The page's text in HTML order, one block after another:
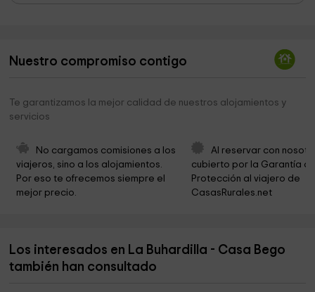
Church Ballota 6,0 km
Ermita La Fabariega
Parroquia de San Pedro
City Council Cudillero
Casa Natal Padre Galo 10,3 km
Parroquia de Santa María de Cadavedo 10,5 km
Nuestro compromiso contigo
Te garantizamos la mejor calidad de nuestros alojamientos y
servicios
No cargamos comisiones a los
viajeros, sino a los alojamientos.
Por eso te ofrecemos siempre el
mejor precio.
Al reservar con
cubierto por la Garantía
Protección al viajero de
CasasRurales.net
Los interesados en La Buhardilla - Casa Bego
también han consultado